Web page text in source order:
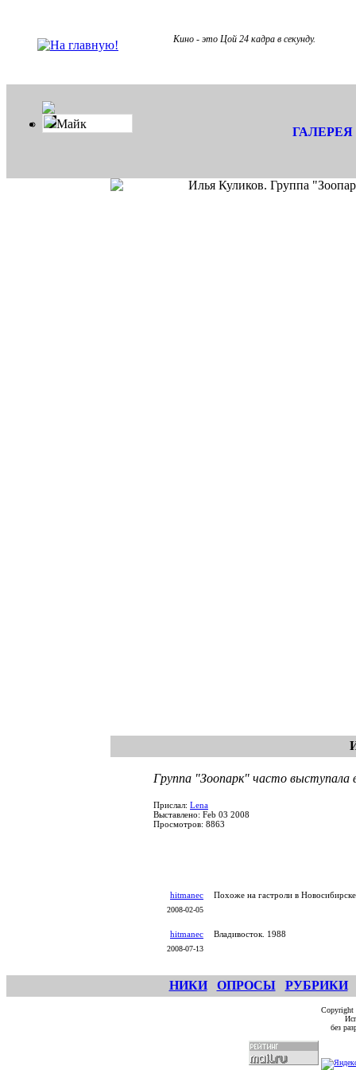
Кино - это Цой 24 кадра в секунду.
Майк
ГАЛЕРЕЯ
Группа "Зоопарк" часто выступала
Прислал: Lena
Выставлено: Feb 03 2008
Просмотров: 8863
hitmanec
2008-02-05
Похоже на гастроли в
hitmanec
2008-07-13
Владивосток. 1988
НИКИ ОПРОСЫ РУБРИКИ
без